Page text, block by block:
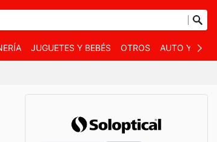
JUGUETES Y BEBÉS OTROS AUTO Y